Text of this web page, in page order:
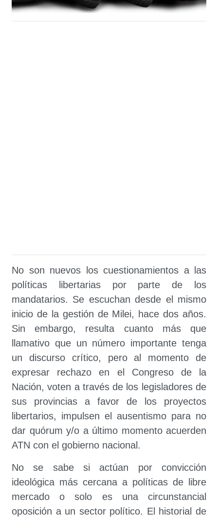
No son nuevos los cuestionamientos a las
políticas libertarias por parte de los
mandatarios. Se escuchan desde el mismo
inicio de la gestión de Milei, hace dos años.
Sin embargo, resulta cuanto más que
llamativo que un número importante tenga
un discurso crítico, pero al momento de
expresar rechazo en el Congreso de la
Nación, voten a través de los legisladores de
sus provincias a favor de los proyectos
libertarios, impulsen el ausentismo para no
dar quórum y/o a último momento acuerden
ATN con el gobierno nacional.
No se sabe si actúan por convicción
ideológica más cercana a políticas de libre
mercado o solo es una circunstancial
oposición a un sector político. El historial de